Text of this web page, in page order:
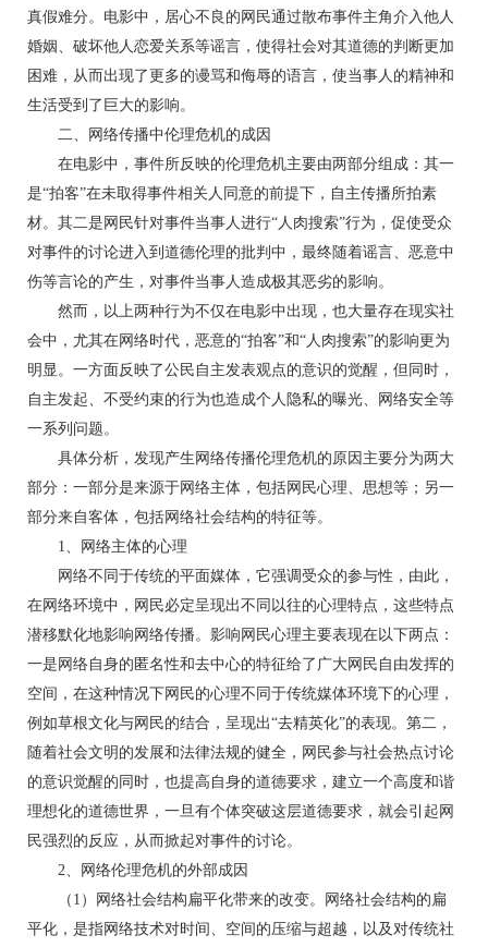
真假难分。电影中，居心不良的网民通过散布事件主角介入他人
婚姻、破坏他人恋爱关系等谣言，使得社会对其道德的判断更加
困难，从而出现了更多的谩骂和侮辱的语言，使当事人的精神和
生活受到了巨大的影响。
二、网络传播中伦理危机的成因
在电影中，事件所反映的伦理危机主要由两部分组成：其一
是“拍客”在未取得事件相关人同意的前提下，自主传播所拍素
材。其二是网民针对事件当事人进行“人肉搜索”行为，促使受众
对事件的讨论进入到道德伦理的批判中，最终随着谣言、恶意中
伤等言论的产生，对事件当事人造成极其恶劣的影响。
然而，以上两种行为不仅在电影中出现，也大量存在现实社
会中，尤其在网络时代，恶意的“拍客”和“人肉搜索”的影响更为
明显。一方面反映了公民自主发表观点的意识的觉醒，但同时，
自主发起、不受约束的行为也造成个人隐私的曝光、网络安全等
一系列问题。
具体分析，发现产生网络传播伦理危机的原因主要分为两大
部分：一部分是来源于网络主体，包括网民心理、思想等；另一
部分来自客体，包括网络社会结构的特征等。
1、网络主体的心理
网络不同于传统的平面媒体，它强调受众的参与性，由此，
在网络环境中，网民必定呈现出不同以往的心理特点，这些特点
潜移默化地影响网络传播。影响网民心理主要表现在以下两点：
一是网络自身的匿名性和去中心的特征给了广大网民自由发挥的
空间，在这种情况下网民的心理不同于传统媒体环境下的心理，
例如草根文化与网民的结合，呈现出“去精英化”的表现。第二，
随着社会文明的发展和法律法规的健全，网民参与社会热点讨论
的意识觉醒的同时，也提高自身的道德要求，建立一个高度和谐
理想化的道德世界，一旦有个体突破这层道德要求，就会引起网
民强烈的反应，从而掀起对事件的讨论。
2、网络伦理危机的外部成因
（1）网络社会结构扁平化带来的改变。网络社会结构的扁
平化，是指网络技术对时间、空间的压缩与超越，以及对传统社